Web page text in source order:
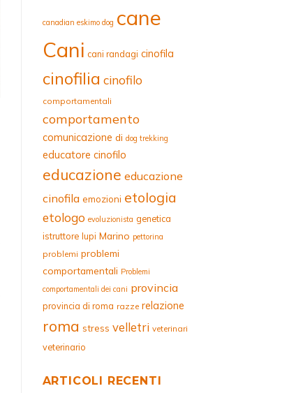
canadian eskimo dog cane
Cani cani randagi cinofila
cinofilia cinofilo
comportamentali
comportamento
comunicazione di dog trekking
educatore cinofilo
educazione educazione
cinofila emozioni etologia
etologo evoluzionista genetica
istruttore lupi Marino pettorina
problemi problemi
comportamentali Problemi
comportamentali dei cani provincia
provincia di roma razze relazione
roma stress velletri veterinari
veterinario
ARTICOLI RECENTI